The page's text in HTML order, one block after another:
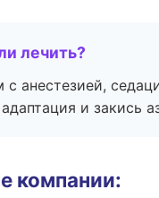
лечить?
с анестезией,
и закись
компании: